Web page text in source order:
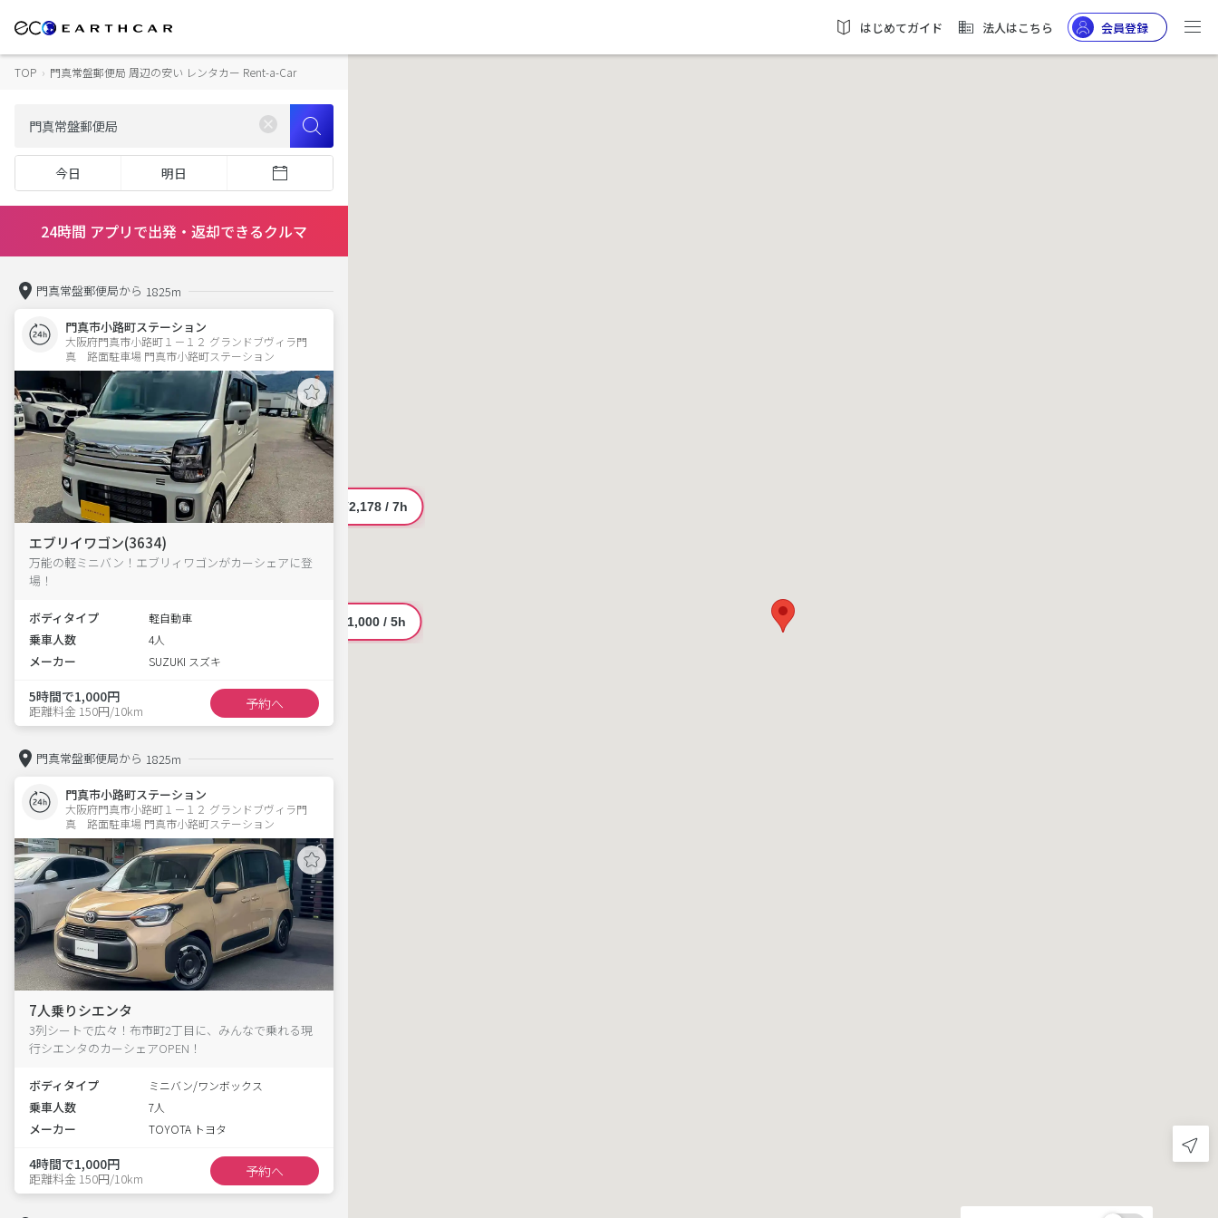
はじめてガイド 法人はこちら 会員登録
TOP › 門真常盤郵便局 周辺の安い レンタカー Rent-a-Car
今日 明日
24時間 アプリで出発・返却できるクルマ
門真常盤郵便局から 1825m
門真市小路町ステーション
大阪府門真市小路町１－１２ グランドブヴィラ門
真　路面駐車場 門真市小路町ステーション
エブリイワゴン(3634)
万能の軽ミニバン！エブリィワゴンがカーシェアに登
場！
ボディタイプ 軽自動車
乗車人数 4人
メーカー SUZUKI スズキ
5時間で1,000円
距離料金 150円/10km 予約へ
門真常盤郵便局から 1825m
門真市小路町ステーション
大阪府門真市小路町１－１２ グランドブヴィラ門
真　路面駐車場 門真市小路町ステーション
7人乗りシエンタ
3列シートで広々！布市町2丁目に、みんなで乗れる現
行シエンタのカーシェアOPEN！
ボディタイプ ミニバン/ワンボックス
乗車人数 7人
メーカー TOYOTA トヨタ
4時間で1,000円
距離料金 150円/10km 予約へ